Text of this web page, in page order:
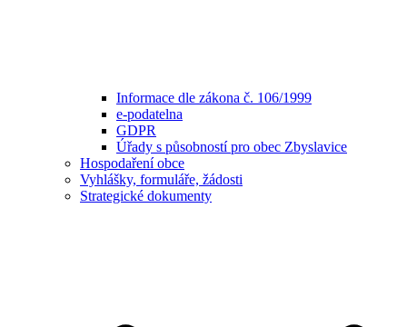
Informace dle zákona č. 106/1999
e-podatelna
GDPR
Úřady s působností pro obec Zbyslavice
Hospodaření obce
Vyhlášky, formuláře, žádosti
Strategické dokumenty